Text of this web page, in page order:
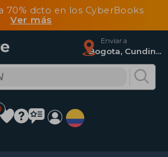
70% dcto en los CyberBooks
Ver más
Enviar a
Bogota, Cundinamarca